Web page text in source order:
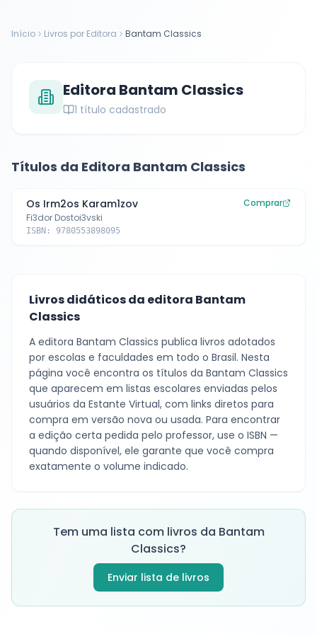
Início Livros por Editora Bantam Classics
Editora Bantam Classics
1 título cadastrado
Títulos da Editora Bantam Classics
Os Irm2os Karam1zov
Fi3dor Dostoi3vski
ISBN: 9780553898095
Comprar
Livros didáticos da editora Bantam
Classics
A editora Bantam Classics publica livros adotados
por escolas e faculdades em todo o Brasil. Nesta
página você encontra os títulos da Bantam Classics
que aparecem em listas escolares enviadas pelos
usuários da Estante Virtual, com links diretos para
compra em versão nova ou usada. Para encontrar
a edição certa pedida pelo professor, use o ISBN —
quando disponível, ele garante que você compra
exatamente o volume indicado.
Tem uma lista com livros da Bantam
Classics?
Enviar lista de livros